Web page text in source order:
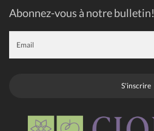
Abonnez-vous à notre bulletin!
S'inscrire